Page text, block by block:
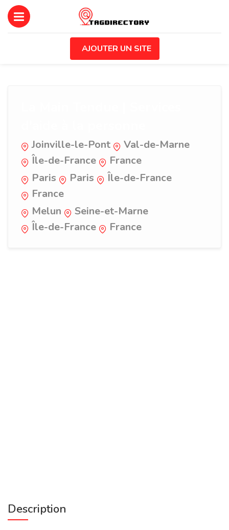
AJOUTER UN SITE
Joinville-le-Pont
Val-de-Marne
Île-de-France
France
Paris
Paris
Île-de-France
France
Melun
Seine-et-Marne
Île-de-France
France
Description